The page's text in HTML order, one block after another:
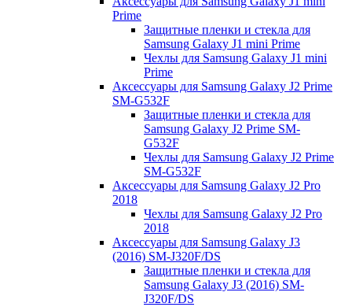
Prime
Защитные пленки и стекла для
Samsung Galaxy J1 mini Prime
Чехлы для Samsung Galaxy J1 mini
Prime
Аксессуары для Samsung Galaxy J2 Prime
SM-G532F
Защитные пленки и стекла для
Samsung Galaxy J2 Prime SM-
G532F
Чехлы для Samsung Galaxy J2 Prime
SM-G532F
Аксессуары для Samsung Galaxy J2 Pro
2018
Чехлы для Samsung Galaxy J2 Pro
2018
Аксессуары для Samsung Galaxy J3
(2016) SM-J320F/DS
Защитные пленки и стекла для
Samsung Galaxy J3 (2016) SM-
J320F/DS